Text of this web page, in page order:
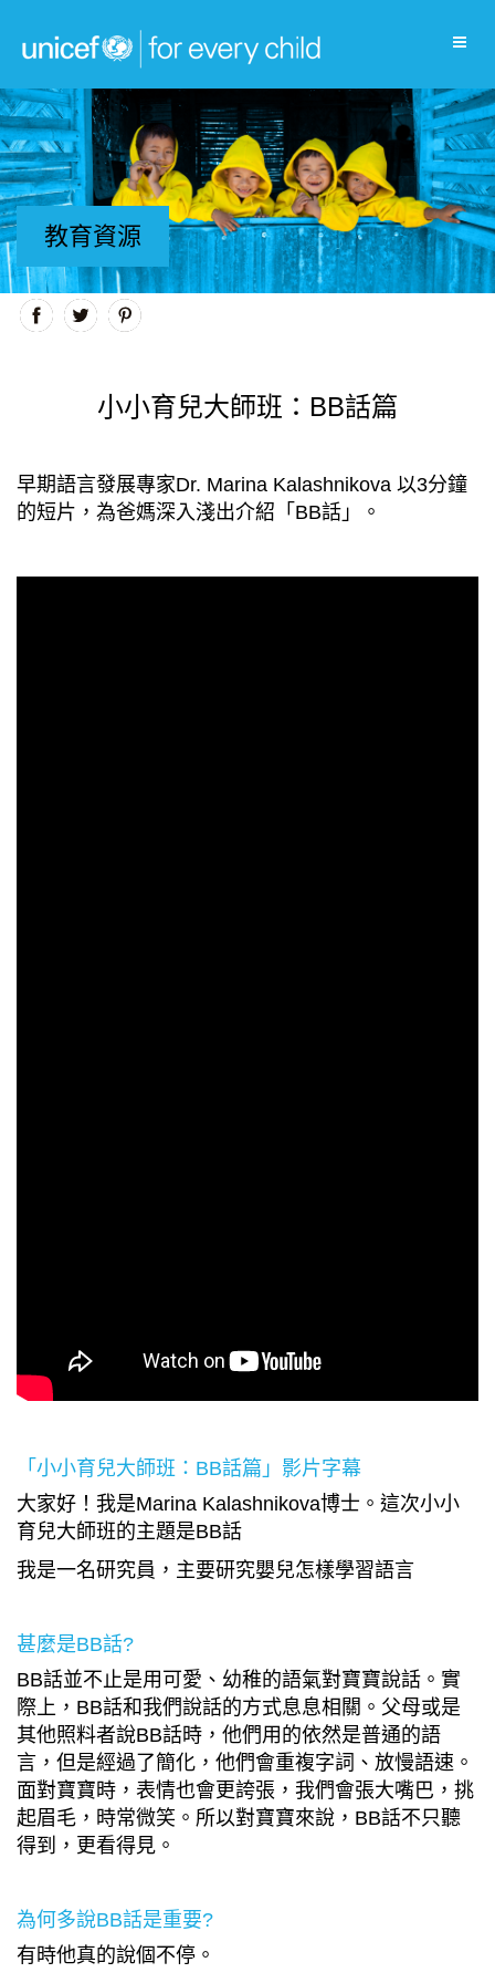
教育資源
小小育兒大師班：BB話篇
早期語言發展專家Dr. Marina Kalashnikova 以3分鐘
的短片，為爸媽深入淺出介紹「BB話」。
「小小育兒大師班：BB話篇」影片字幕
大家好！我是Marina Kalashnikova博士。這次小小
育兒大師班的主題是BB話
我是一名研究員，主要研究嬰兒怎樣學習語言
甚麼是BB話?
BB話並不止是用可愛、幼稚的語氣對寶寶說話。實
際上，BB話和我們說話的方式息息相關。父母或是
其他照料者說BB話時，他們用的依然是普通的語
言，但是經過了簡化，他們會重複字詞、放慢語速。
面對寶寶時，表情也會更誇張，我們會張大嘴巴，挑
起眉毛，時常微笑。所以對寶寶來說，BB話不只聽
得到，更看得見。
為何多說BB話是重要?
有時他真的說個不停。